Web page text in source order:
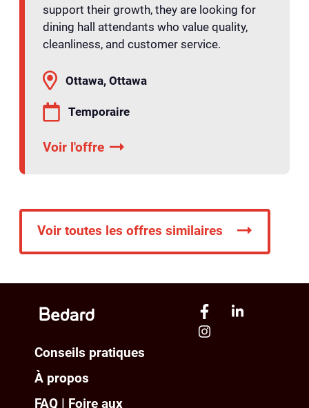
support their growth, they are looking for
dining hall attendants who value quality,
cleanliness, and customer service.
Ottawa, Ottawa
Temporaire
Voir l'offre
Voir toutes les offres similaires
Conseils pratiques
À propos
FAQ | Foire aux